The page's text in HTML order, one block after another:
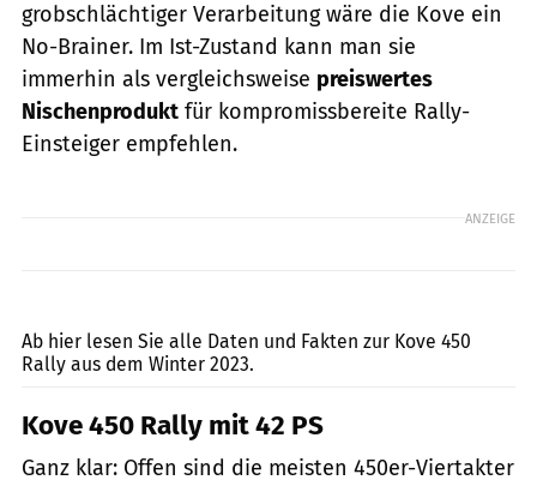
grobschlächtiger Verarbeitung wäre die Kove ein
No-Brainer. Im Ist-Zustand kann man sie
immerhin als vergleichsweise preiswertes
Nischenprodukt für kompromissbereite Rally-
Einsteiger empfehlen.
ANZEIGE
Ab hier lesen Sie alle Daten und Fakten zur Kove 450
Rally aus dem Winter 2023.
Kove 450 Rally mit 42 PS
Ganz klar: Offen sind die meisten 450er-Viertakter